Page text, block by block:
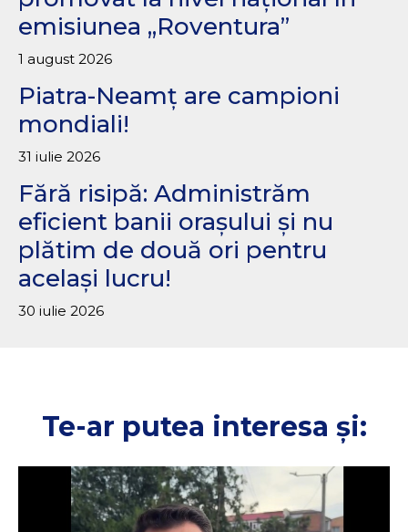
emisiunea „Roventura”
1 august 2026
Piatra-Neamț are campioni
mondiali!
31 iulie 2026
Fără risipă: Administrăm
eficient banii orașului și nu
plătim de două ori pentru
același lucru!
30 iulie 2026
Te-ar putea interesa și: